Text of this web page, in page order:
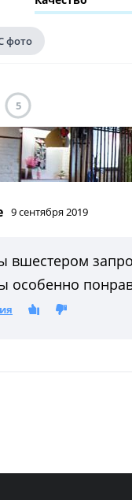
фото
5
9 сентября 2019
вшестером
особенно